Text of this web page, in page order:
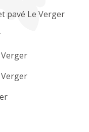
pavé Le Verger